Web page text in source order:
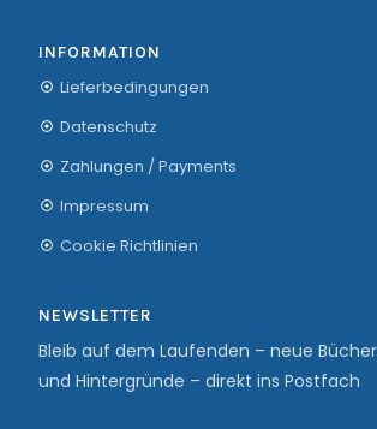
INFORMATION
Lieferbedingungen
Datenschutz
Zahlungen / Payments
Impressum
Cookie Richtlinien
NEWSLETTER
Bleib auf dem Laufenden – neue
und Hintergründe – direkt ins Postfach